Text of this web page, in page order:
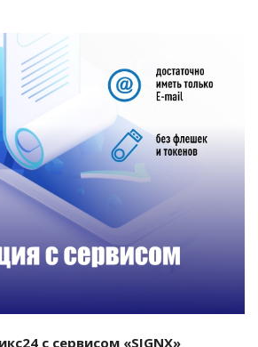
проект
с сервисом «SIGNX»